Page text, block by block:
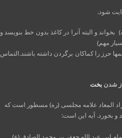
شود.
و البته آنرا در كاغذ بدون خط بنویسد و
مهم)
حرز را كماكان برگردن داشته باشند.التماس
شدن بخت
المعاد علامه مجلسی (ره) مسطور است که
و بخورد. آیه این است: